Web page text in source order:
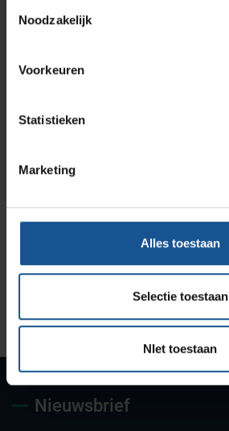
Noodzakelijk
Voorkeuren
Statistieken
Marketing
Alles toestaan
Selectie toestaan
NIet toestaan
3861 NB Nijkerk
deskundig advies
Nieuwsbrief
Onze merken